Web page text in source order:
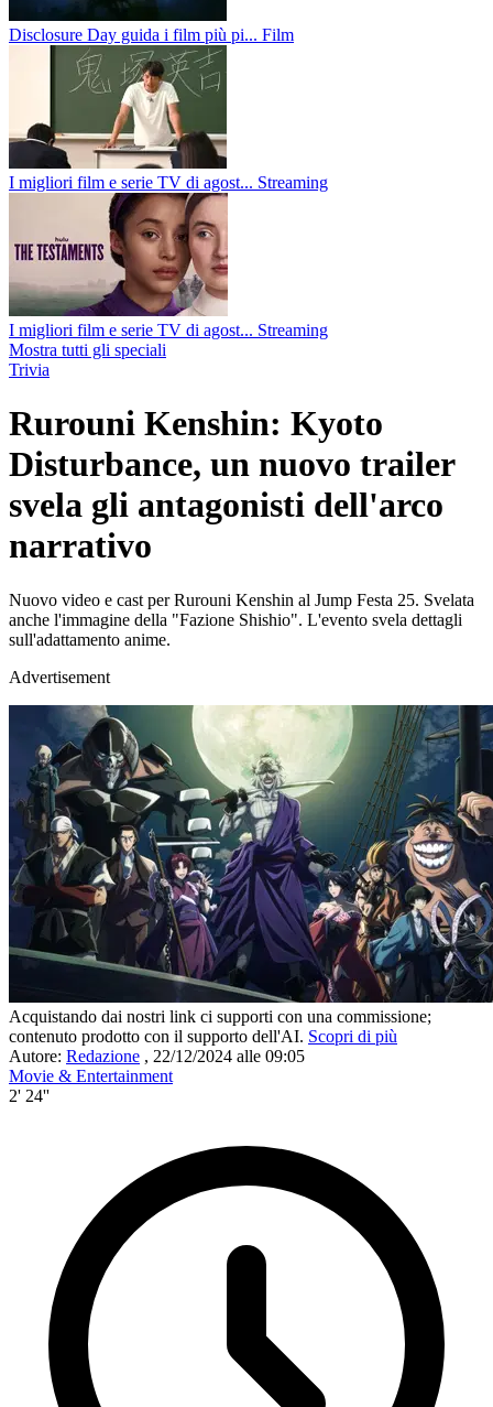
Disclosure Day guida i film più pi... Film
I migliori film e serie TV di agost... Streaming
I migliori film e serie TV di agost... Streaming
Mostra tutti gli speciali
Trivia
Rurouni Kenshin: Kyoto
Disturbance, un nuovo trailer
svela gli antagonisti dell'arco
narrativo
Nuovo video e cast per Rurouni Kenshin al Jump Festa 25. Svelata
anche l'immagine della "Fazione Shishio". L'evento svela dettagli
sull'adattamento anime.
Advertisement
Acquistando dai nostri link ci supporti con una commissione;
contenuto prodotto con il supporto dell'AI. Scopri di più
Autore: Redazione , 22/12/2024 alle 09:05
Movie & Entertainment
2' 24''